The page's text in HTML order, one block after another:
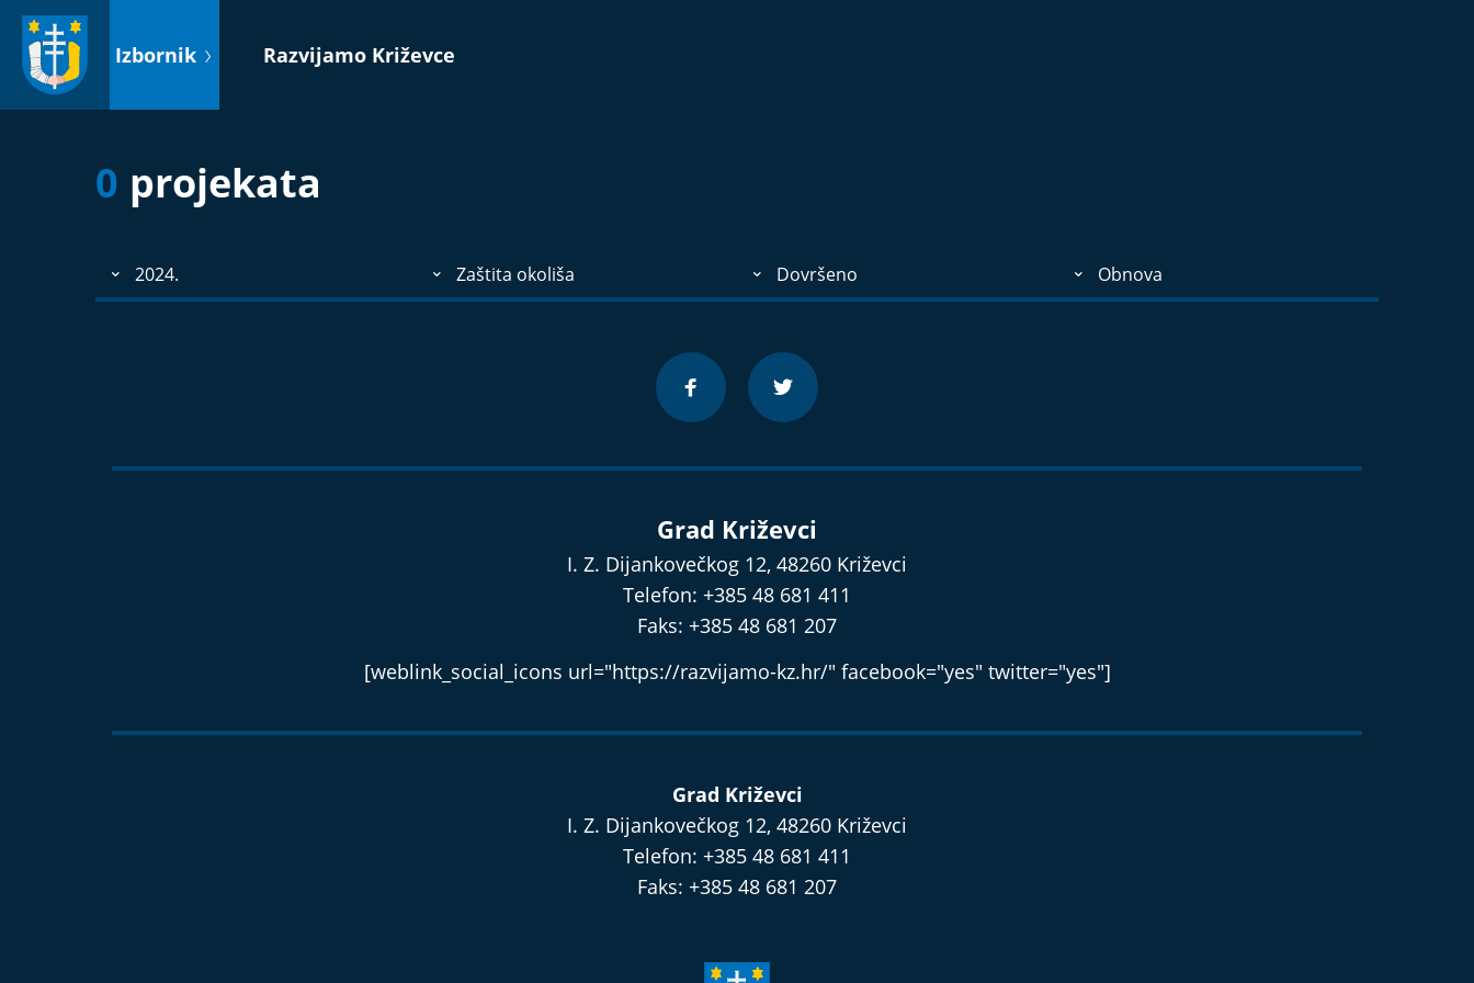
sadržaj
Izbornik Razvijamo Križevce
0 projekata
2024. Zaštita okoliša Dovršeno Obnova
Grad Križevci
I. Z. Dijankovečkog 12, 48260 Križevci
Telefon: +385 48 681 411
Faks: +385 48 681 207
[weblink_social_icons url="https://razvijamo-kz.hr/" facebook="yes" twitter="yes"]
Grad Križevci
I. Z. Dijankovečkog 12, 48260 Križevci
Telefon: +385 48 681 411
Faks: +385 48 681 207